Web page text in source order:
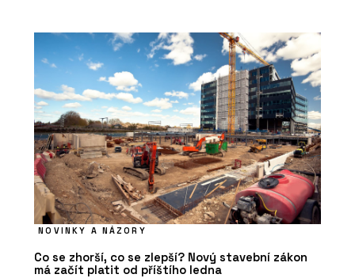
NOVINKY A NÁZORY
Co se zhorší, co se zlepší? Nový stavební zákon
má začít platit od příštího ledna